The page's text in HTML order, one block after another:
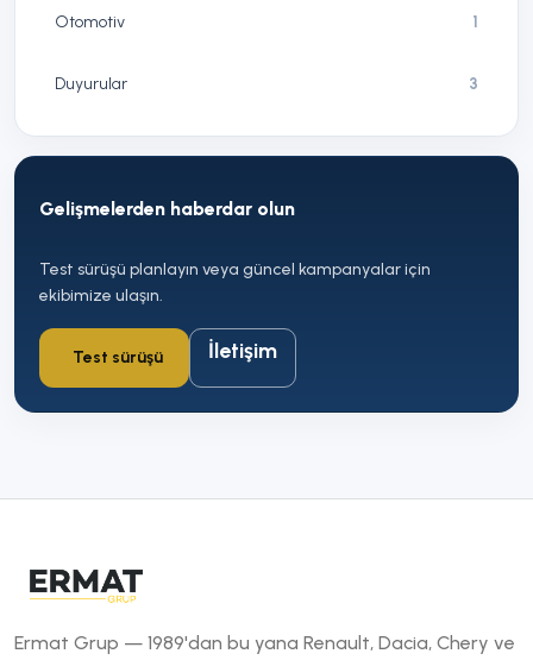
Otomotiv 1
Duyurular 3
Gelişmelerden haberdar olun
Test sürüşü planlayın veya güncel kampanyalar için
ekibimize ulaşın.
Test sürüşü İletişim
Ermat Grup — 1989'dan bu yana Renault, Dacia, Chery ve